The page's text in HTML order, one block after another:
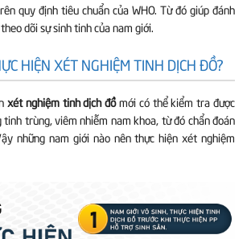
quy định tiêu chuẩn của WHO. Từ đó giúp đánh
dõi sự sinh tinh của nam giới.
HIỆN XÉT NGHIỆM TINH DỊCH ĐỒ?
xét nghiệm tinh dịch đồmới có thể kiểm tra được
tinh trùng, viêm nhiễm nam khoa, từ đó chẩn đoán
những nam giới nào nên thực hiện xét nghiệm